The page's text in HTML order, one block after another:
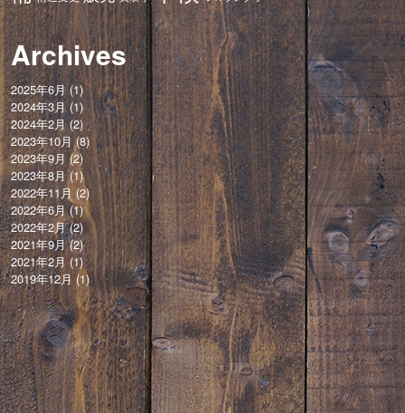
Archives
2025年6月(1)
2024年3月(1)
2024年2月(2)
2023年10月(8)
2023年9月 (2)
2023年8月(1)
2022年11月(2)
2022年6月(1)
2022年2月(2)
2021年9月(2)
2021年2月 (1)
2019年12月(1)